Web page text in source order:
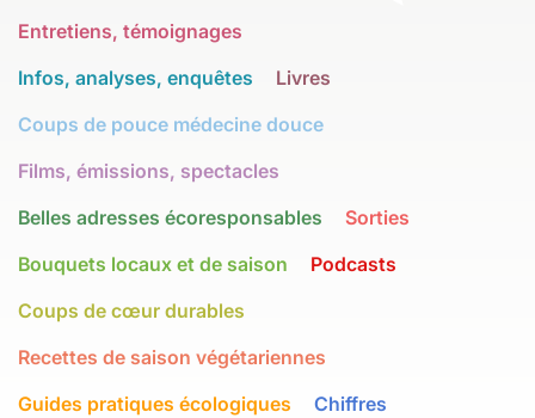
Entretiens, témoignages
Infos, analyses, enquêtes
Livres
Coups de pouce médecine douce
Films, émissions, spectacles
Belles adresses écoresponsables
Sorties
Bouquets locaux et de saison
Podcasts
Coups de cœur durables
Recettes de saison végétariennes
Guides pratiques écologiques
Chiffres